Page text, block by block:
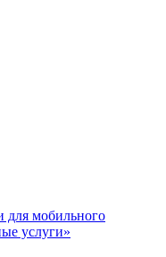
для мобильного
услуги»